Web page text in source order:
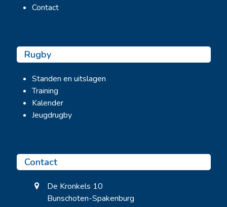
Contact
Rugby
Standen en uitslagen
Training
Kalender
Jeugdrugby
Contact
De Kronkels 10
Bunschoten-Spakenburg